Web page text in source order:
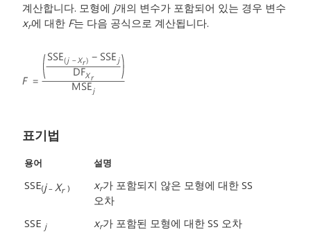
계산합니다. 모형에 j개의 변수가 포함되어 있는 경우 변수
xr에 대한 F는 다음 공식으로 계산됩니다.
표기법
용어 설명
SSE(j– Xr ) xr가 포함되지 않은 모형에 대한 SS
오차
SSE j xr가 포함된 모형에 대한 SS 오차